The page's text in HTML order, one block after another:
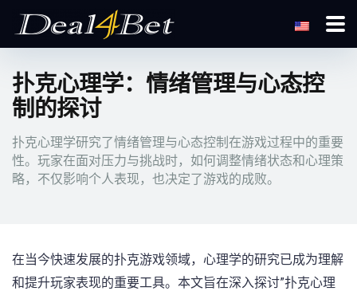
扑克心理学：情绪管理与心态控
制的探讨
扑克心理学研究了情绪管理与心态控制在游戏过程中的重要
性。玩家在面对压力与挑战时，如何调整情绪状态和心理策
略，不仅影响个人表现，也决定了游戏的成败。
在当今快速发展的扑克游戏领域，心理学的研究已成为理解
和提升玩家表现的重要工具。本文旨在深入探讨”扑克心理